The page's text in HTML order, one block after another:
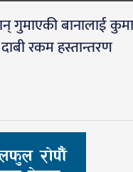
गुमाएकी बानालाई
रकम हस्तान्तरण